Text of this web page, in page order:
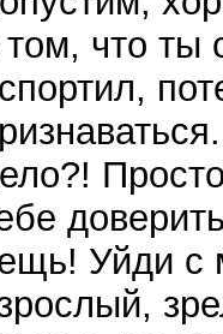
том, что ты
Уйди с